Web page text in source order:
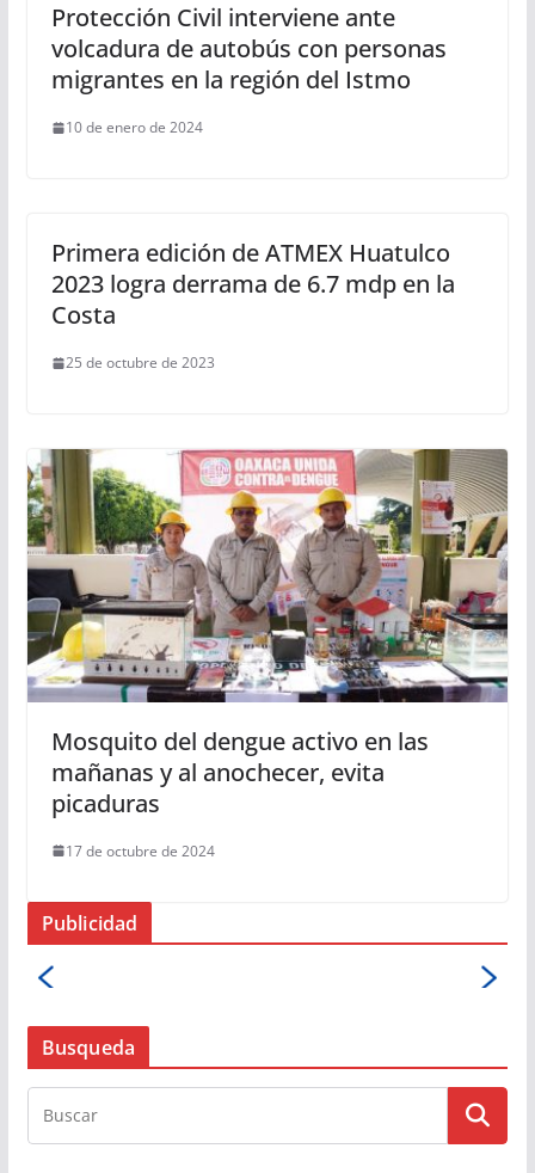
Protección Civil interviene ante
volcadura de autobús con personas
migrantes en la región del Istmo
10 de enero de 2024
Primera edición de ATMEX Huatulco
2023 logra derrama de 6.7 mdp en la
Costa
25 de octubre de 2023
Mosquito del dengue activo en las
mañanas y al anochecer, evita
picaduras
17 de octubre de 2024
Publicidad